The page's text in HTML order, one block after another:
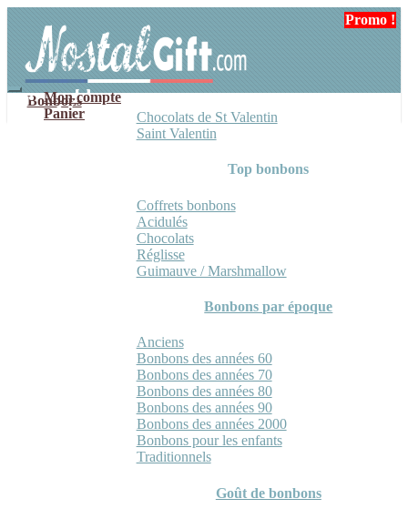
navigation
contenu
Mon compte
Panier
Bonbons
Chocolats de St Valentin
Saint Valentin
Top bonbons
Coffrets bonbons
Acidulés
Chocolats
Réglisse
Guimauve / Marshmallow
Bonbons par époque
Anciens
Bonbons des années 60
Bonbons des années 70
Bonbons des années 80
Bonbons des années 90
Bonbons des années 2000
Bonbons pour les enfants
Traditionnels
Goût de bonbons
Promo !
Promo !
Promo !